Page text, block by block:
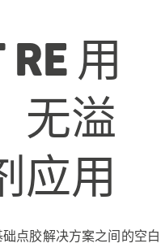
RE 用
无溢
应用
点胶解决方案之间的空白